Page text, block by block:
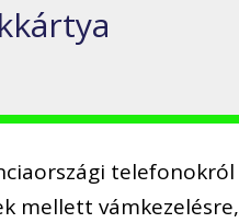
telefonokról
mellett vámkezelésre,